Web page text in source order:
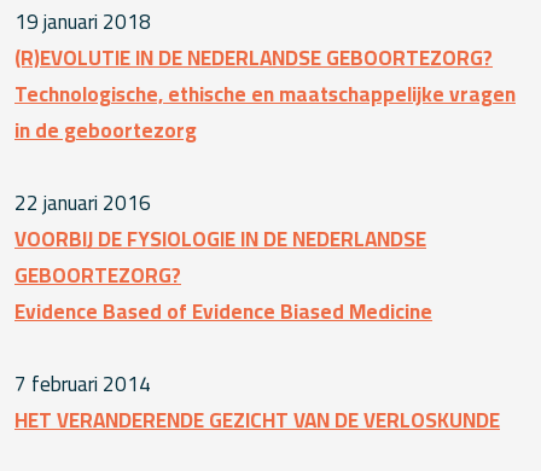
19 januari 2018
(R)EVOLUTIE IN DE NEDERLANDSE GEBOORTEZORG?
Technologische, ethische en maatschappelijke vragen
in de geboortezorg
22 januari 2016
VOORBIJ DE FYSIOLOGIE IN DE NEDERLANDSE
GEBOORTEZORG?
Evidence Based of Evidence Biased Medicine
7 februari 2014
HET VERANDERENDE GEZICHT VAN DE VERLOSKUNDE